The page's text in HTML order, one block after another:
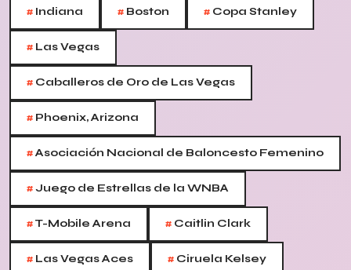
# Indiana # Boston # Copa Stanley
# Las Vegas
# Caballeros de Oro de Las Vegas
# Phoenix, Arizona
#Asociación Nacional de Baloncesto Femenino
#Juego de Estrellas de la WNBA
#T-Mobile Arena # Caitlin Clark
# Las Vegas Aces # Ciruela Kelsey